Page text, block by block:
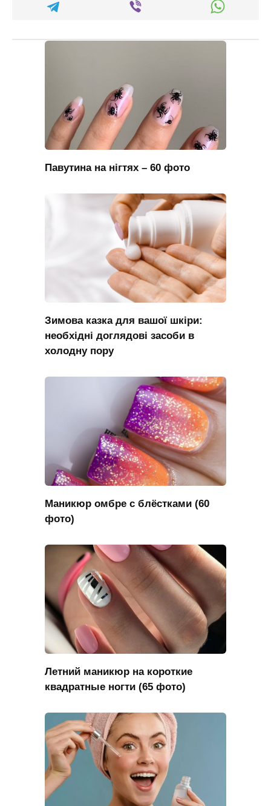
Павутина на нігтях – 60 фото
Зимова казка для вашої шкіри:
необхідні доглядові засоби в
холодну пору
Маникюр омбре с блёстками (60
фото)
Летний маникюр на короткие
квадратные ногти (65 фото)